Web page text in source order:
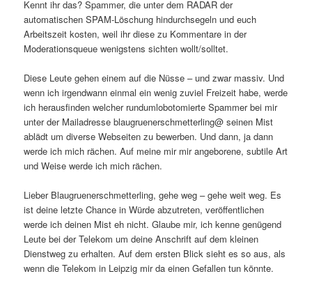
Kennt ihr das? Spammer, die unter dem RADAR der
automatischen SPAM-Löschung hindurchsegeln und euch
Arbeitszeit kosten, weil ihr diese zu Kommentare in der
Moderationsqueue wenigstens sichten wollt/solltet.
Diese Leute gehen einem auf die Nüsse – und zwar massiv. Und
wenn ich irgendwann einmal ein wenig zuviel Freizeit habe, werde
ich herausfinden welcher rundumlobotomierte Spammer bei mir
unter der Mailadresse blaugruenerschmetterling@ seinen Mist
ablädt um diverse Webseiten zu bewerben. Und dann, ja dann
werde ich mich rächen. Auf meine mir mir angeborene, subtile Art
und Weise werde ich mich rächen.
Lieber Blaugruenerschmetterling, gehe weg – gehe weit weg. Es
ist deine letzte Chance in Würde abzutreten, veröffentlichen
werde ich deinen Mist eh nicht. Glaube mir, ich kenne genügend
Leute bei der Telekom um deine Anschrift auf dem kleinen
Dienstweg zu erhalten. Auf dem ersten Blick sieht es so aus, als
wenn die Telekom in Leipzig mir da einen Gefallen tun könnte.